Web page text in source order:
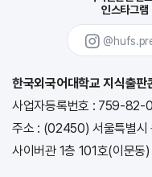
인스타그램
한국외국어대학교 지식출판
사업자등록번호 : 759-
주소 : (02450) 서울특별시
사이버관 1층 101호(이문동)